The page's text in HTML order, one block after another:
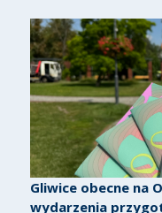
Gliwice obecne na
wydarzenia